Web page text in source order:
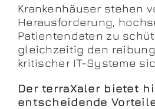
Krankenhäuser stehen
Herausforderung,
Patientendaten zu
gleichzeitig den
kritischer IT-Systeme
Der terraXaler bietet
entscheidende